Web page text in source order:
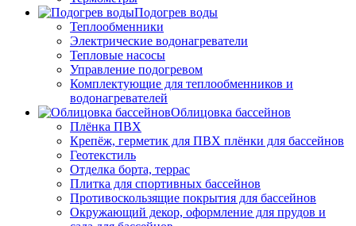
Подогрев воды
Теплообменники
Электрические водонагреватели
Тепловые насосы
Управление подогревом
Комплектующие для теплообменников и
водонагревателей
Облицовка бассейнов
Плёнка ПВХ
Крепёж, герметик для ПВХ плёнки для бассейнов
Геотекстиль
Отделка борта, террас
Плитка для спортивных бассейнов
Противоскользящие покрытия для бассейнов
Окружающий декор, оформление для прудов и